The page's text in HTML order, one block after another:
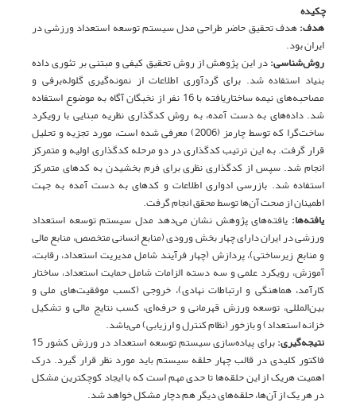
چکیده
هدف:هدف تحقیق حاضر طراحی مدل سیستم توسعه استعداد ورزشی در
ایران بود.
روش‌شناسی:در این پژوهش از روش تحقیق کیفی و مبتنی بر تئوری داده
بنیاد استفاده شد. برای گردآوری اطلاعات از نمونه‌گیری گلوله‌‌برفی و
مصاحبه­‌های نیمه ساختاریافته با 16 نفر از نخبگان آگاه به موضوع استفاده
شد. داده‌های به دست آمده، به روش کدگذاری نظریه مبنایی با رویکرد
ساخت‌گرا که توسط چارمز (2006) معرفی شده است، مورد تجزیه و تحلیل
قرار گرفت. به این ترتیب کدگذاری در دو مرحله کدگذاری اولیه و متمرکز
انجام شد. سپس از کدگذاری نظری برای فرم بخشیدن به کدهای متمرکز
استفاده شد. بازرسی ادواری اطلاعات و کدهای به دست آمده به جهت
اطمینان از صحت آن‌ها توسط محقق انجام گرفت.
یافته‌ها: یافته‌های پژوهش نشان می‌دهد مدل سیستم توسعه استعداد
ورزشی در ایران دارای چهار بخش ورودی (منابع انسانی متخصص، منابع مالی
و منابع زیرساختی)، پردازش (چهار فرآیند شامل مدیریت استعداد، رقابت،
آموزش، رویکرد علمی و سه دسته الزامات شامل حمایت استعداد، ساختار
کارآمد، هماهنگی و ارتباطات نهادی)، خروجی (کسب موفقیت‌های ملی و
بین‌المللی، توسعه ورزش قهرمانی و حرفه‌ای، کسب نتایج مالی و تشکیل
خزانه استعداد) و بازخور (نظام کنترل و ارزیابی) می‌باشد.
نتیجه‌گیری:
برای پیاده‌سازی سیستم توسعه استعداد در ورزش کشور 15
فاکتور کلیدی در قالب چهار حلقه سیستم باید مورد نظر قرار گیرد. درک
اهمیت هریک از این حلقه‌ها تا حدی مهم است که با ایجاد کوچکترین مشکل
در هر یک از آن‌ها، حلقه‌های دیگر هم دچار مشکل خواهد شد.